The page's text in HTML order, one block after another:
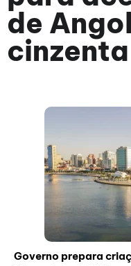
de
Governo prepara